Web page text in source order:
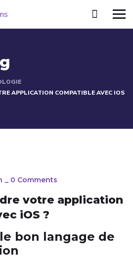
APPLICATION COMPATIBLE AVEC IOS
_ 0 Comments
votre application
iOS ?
le bon langage de